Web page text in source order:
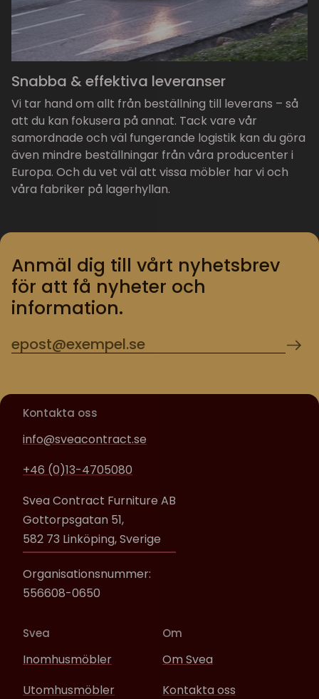
Snabba & effektiva leveranser
Vi tar hand om allt från beställning till leverans – så
att du kan fokusera på annat. Tack vare vår
samordnade och väl fungerande logistik kan du göra
även mindre beställningar från våra producenter i
Europa. Och du vet väl att vissa möbler har vi och
våra fabriker på lagerhyllan.
Anmäl dig till vårt nyhetsbrev
för att få nyheter och
information.
Kontakta oss
info@sveacontract.se
+46 (0)13-4705080
Svea Contract Furniture AB
Gottorpsgatan 51,
582 73 Linköping, Sverige
Organisationsnummer:
556608-0650
Svea
Inomhusmöbler
Utomhusmöbler
Om
Om Svea
Kontakta oss